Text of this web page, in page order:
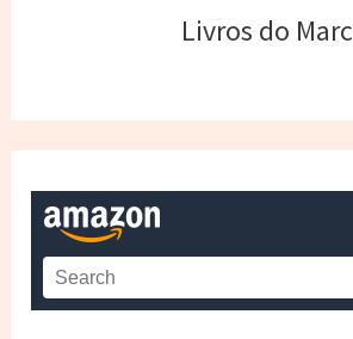
Livros do Marc